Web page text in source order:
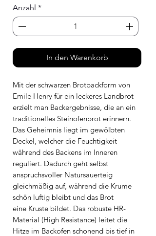
Anzahl *
In den Warenkorb
Mit der schwarzen Brotbackform von
Emile Henry für ein leckeres Landbrot
erzielt man Backergebnisse, die an ein
traditionelles Steinofenbrot erinnern.
Das Geheimnis liegt im gewölbten
Deckel, welcher die Feuchtigkeit
während des Backens im Inneren
reguliert. Dadurch geht selbst
anspruchsvoller Natursauerteig
gleichmäßig auf, während die Krume
schön luftig bleibt und das Brot
eine Kruste bildet. Das robuste HR-
Material (High Resistance) leitet die
Hitze im Backofen schonend bis tief in